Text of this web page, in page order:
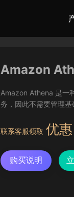
Amazon
Amazon Athena 是一
务，因此不需要管理基
联系客服领取 优惠
购买说明